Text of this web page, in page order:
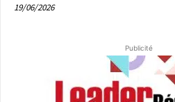
19/06/2026
Publicité